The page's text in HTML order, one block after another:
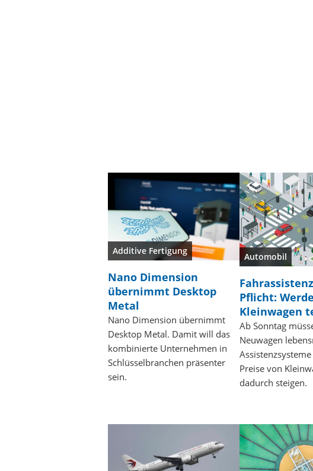
Additive Fertigung
Nano Dimension
übernimmt Desktop
Metal
Nano Dimension übernimmt
Desktop Metal. Damit will das
kombinierte Unternehmen in
Schlüsselbranchen präsenter
sein.
Automobil
Pflicht:
Kleinwagen
Ab Sonntag
Neuwagen
Preise von
dadurch steigen.